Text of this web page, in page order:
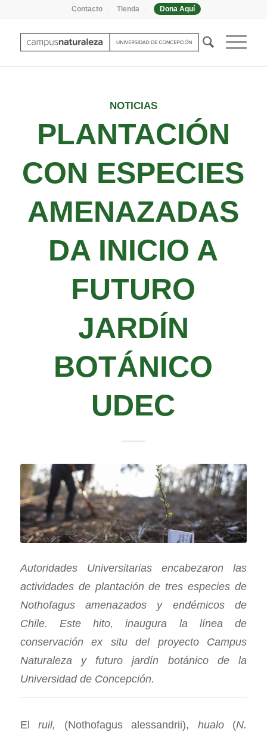
Contacto Tienda Dona Aquí
NOTICIAS
PLANTACIÓN
CON ESPECIES
AMENAZADAS
DA INICIO A
FUTURO
JARDÍN
BOTÁNICO
UDEC
Autoridades Universitarias encabezaron las
actividades de plantación de tres especies de
Nothofagus amenazados y endémicos de
Chile. Este hito, inaugura la línea de
conservación ex situ del proyecto Campus
Naturaleza y futuro jardín botánico de la
Universidad de Concepción.
Elruil, (Nothofagus alessandrii), hualo(N.